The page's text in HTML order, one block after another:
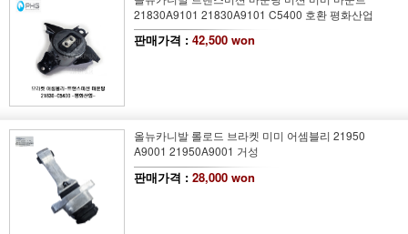
21830A9101 21830A9101 C5400 호환 평화산업
판매가격 : 42,500 won
올뉴카니발 롤로드 브라켓 미미 어셈블리 21950
A9001 21950A9001 거성
판매가격 : 28,000 won